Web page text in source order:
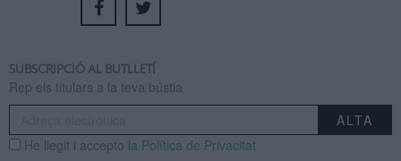
SUBSCRIPCIÓ AL BUTLLETÍ
Rep els titulars a la teva bústia
He llegit i accepto la Política de Privacitat